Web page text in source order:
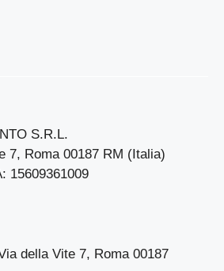
S.R.L.
7, Roma 00187 RM (Italia)
15609361009
della Vite 7, Roma 00187